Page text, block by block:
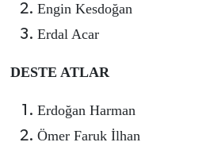
Engin Kesdoğan
Erdal Acar
DESTE ATLAR
Erdoğan Harman
Ömer Faruk İlhan